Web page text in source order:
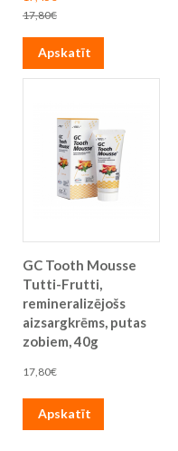
cena
Parastā
cena
17,80€
Apskatīt
GC Tooth Mousse
Tutti-Frutti,
remineralizējošs
aizsargkrēms, putas
zobiem, 40g
17,80€
Apskatīt